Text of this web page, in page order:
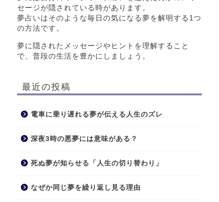
セージが隠されている時があります。
夢占いはそのような毎日の気になる夢を解明する1つ
の方法です。
夢に隠されたメッセージやヒントを理解すること
で、普段の生活を豊かにしましょう。
最近の投稿
電車に乗り遅れる夢が伝える人生のズレ
深夜3時の悪夢には意味がある？
死ぬ夢が知らせる「人生の切り替わり」
なぜか同じ夢を繰り返し見る理由